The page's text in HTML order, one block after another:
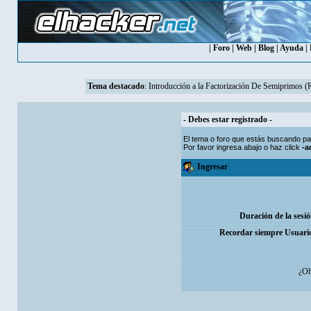
Foro Web Blog Ayuda
Tema destacado: Introducción a la Factorización De Semiprimos
- Debes estar registrado -
El tema o foro que estás buscando
Por favor ingresa abajo o haz click-
Ingresar
Duración de la
Recordar siempre